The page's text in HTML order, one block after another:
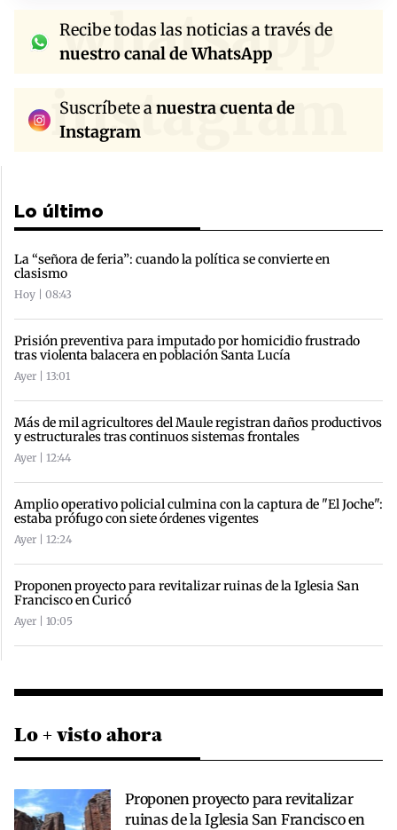
whatsapp
Recibe todas las noticias a través de
nuestro canal de WhatsApp
instagram
Suscríbete anuestra cuenta de
Instagram
Lo último
La “señora de feria”: cuando la política se convierte en
clasismo
Hoy | 08:43
Prisión preventiva para imputado por homicidio frustrado
tras violenta balacera en población Santa Lucía
Ayer | 13:01
Más de mil agricultores del Maule registran daños productivos
y estructurales tras continuos sistemas frontales
Ayer | 12:44
Amplio operativo policial culmina con la captura de "El Joche":
estaba prófugo con siete órdenes vigentes
Ayer | 12:24
Proponen proyecto para revitalizar ruinas de la Iglesia San
Francisco en Curicó
Ayer | 10:05
Lo + visto ahora
Proponen proyecto para revitalizar
ruinas de la Iglesia San Francisco en